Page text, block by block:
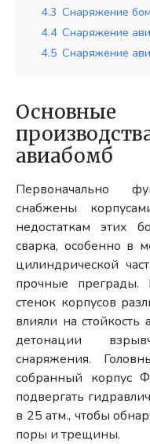
4.3 Снаряжение
4.4 Снаряжение
4.5 Снаряжение
Основные
авиабомб
Первоначально
снабжены
недостаткам этих
сварка, особенно в
цилиндрической
прочные
стенок корпусов
влияли на
детонации
снаряжения.
собранный корпус
подвергать
в 25 атм., чтобы
поры и трещины.